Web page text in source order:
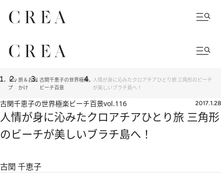
トッ
プ
旅＆お出
かけ
古関千恵子の世界極楽
ビーチ百景
人情が身に沁みたクロアチアひとり旅 三角形のビーチ
が美しいブラチ島へ！
古関千恵子の世界極楽ビーチ百景vol.116 2017.1.28
人情が身に沁みたクロアチアひとり旅 三角形
のビーチが美しいブラチ島へ！
古関 千恵子